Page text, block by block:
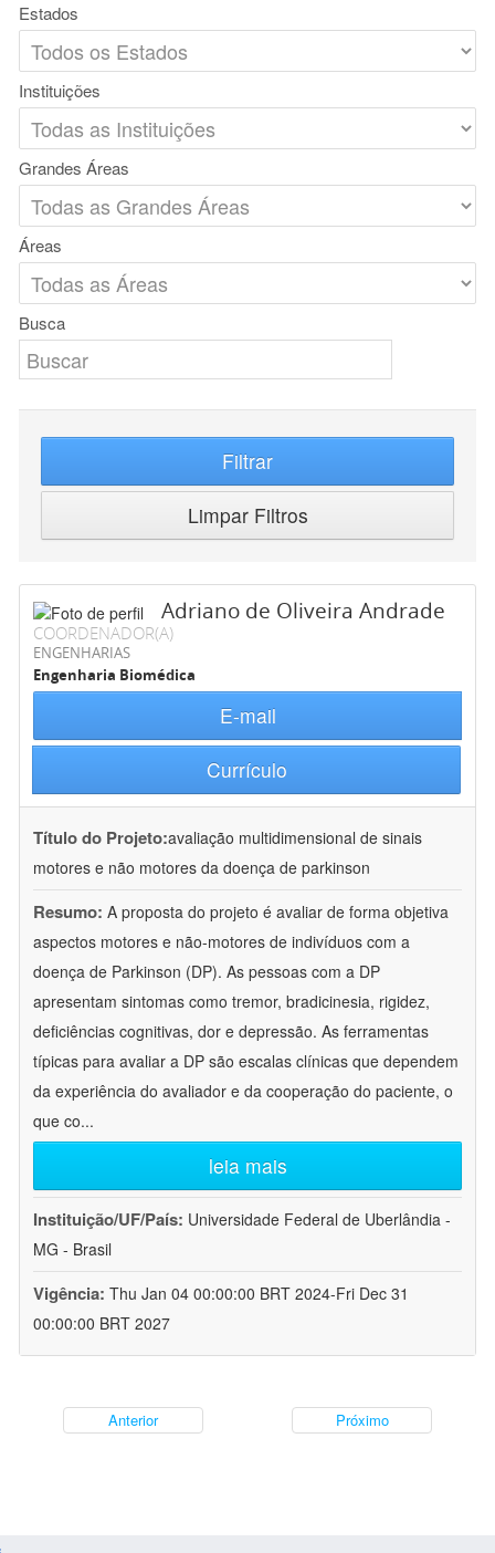
Estados
Instituições
Grandes Áreas
Áreas
Busca
Filtrar
Limpar Filtros
Adriano de Oliveira Andrade
COORDENADOR(A)
ENGENHARIAS
Engenharia Biomédica
E-mail
Currículo
Título do Projeto:avaliação multidimensional de sinais
motores e não motores da doença de parkinson
Resumo: A proposta do projeto é avaliar de forma objetiva
aspectos motores e não-motores de indivíduos com a
doença de Parkinson (DP). As pessoas com a DP
apresentam sintomas como tremor, bradicinesia, rigidez,
deficiências cognitivas, dor e depressão. As ferramentas
típicas para avaliar a DP são escalas clínicas que dependem
da experiência do avaliador e da cooperação do paciente, o
que co...
leia mais
Instituição/UF/País: Universidade Federal de Uberlândia -
MG - Brasil
Vigência: Thu Jan 04 00:00:00 BRT 2024-Fri Dec 31
00:00:00 BRT 2027
Anterior Próximo